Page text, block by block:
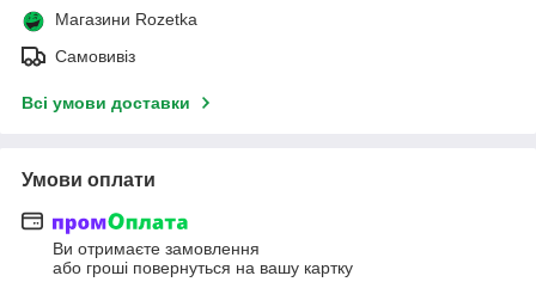
Магазини Rozetka
Самовивіз
Всі умови доставки
Умови оплати
Ви отримаєте замовлення
або гроші повернуться на вашу картку